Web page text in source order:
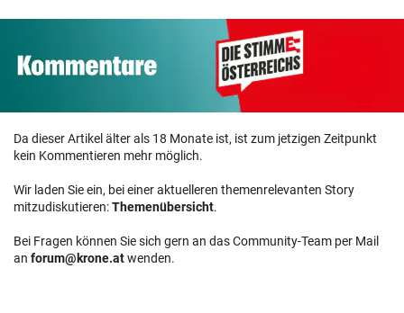
Da dieser Artikel älter als 18 Monate ist, ist zum jetzigen Zeitpunkt
kein Kommentieren mehr möglich.
Wir laden Sie ein, bei einer aktuelleren themenrelevanten Story
mitzudiskutieren:Themenübersicht.
Bei Fragen können Sie sich gern an das Community-Team per Mail
an forum@krone.atwenden.